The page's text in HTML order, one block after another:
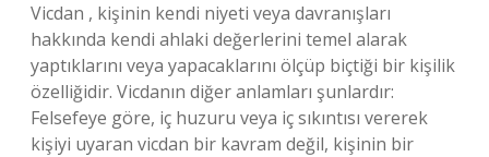
Vicdan , kişinin kendi niyeti veya davranışları
hakkında kendi ahlaki değerlerini temel alarak
yaptıklarını veya yapacaklarını ölçüp biçtiği bir kişilik
özelliğidir. Vicdanın diğer anlamları şunlardır:
Felsefeye göre, iç huzuru veya iç sıkıntısı vererek
kişiyi uyaran vicdan bir kavram değil, kişinin bir